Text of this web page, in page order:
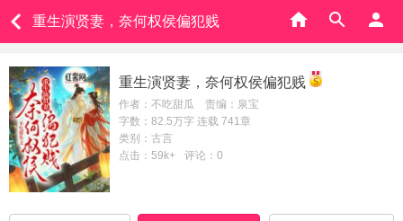
重生演贤妻，奈何权侯偏犯贱
重生演贤妻，奈何权侯偏犯贱
作者：不吃甜瓜 责编：泉宝
字数：82.5万字 连载 741章
类别：古言
点击：59k+
评论：0